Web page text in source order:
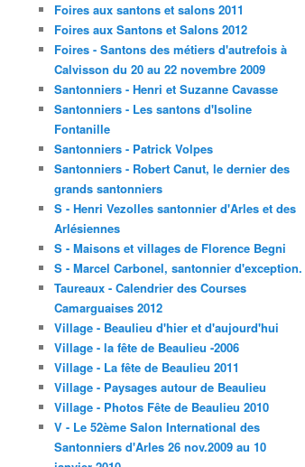
Foires aux santons et salons 2011
Foires aux Santons et Salons 2012
Foires - Santons des métiers d'autrefois à
Calvisson du 20 au 22 novembre 2009
Santonniers - Henri et Suzanne Cavasse
Santonniers - Les santons d'Isoline
Fontanille
Santonniers - Patrick Volpes
Santonniers - Robert Canut, le dernier des
grands santonniers
S - Henri Vezolles santonnier d'Arles et des
Arlésiennes
S - Maisons et villages de Florence Begni
S - Marcel Carbonel, santonnier d'exception.
Taureaux - Calendrier des Courses
Camarguaises 2012
Village - Beaulieu d'hier et d'aujourd'hui
Village - la fête de Beaulieu -2006
Village - La fête de Beaulieu 2011
Village - Paysages autour de Beaulieu
Village - Photos Fête de Beaulieu 2010
V - Le 52ème Salon International des
Santonniers d'Arles 26 nov.2009 au 10